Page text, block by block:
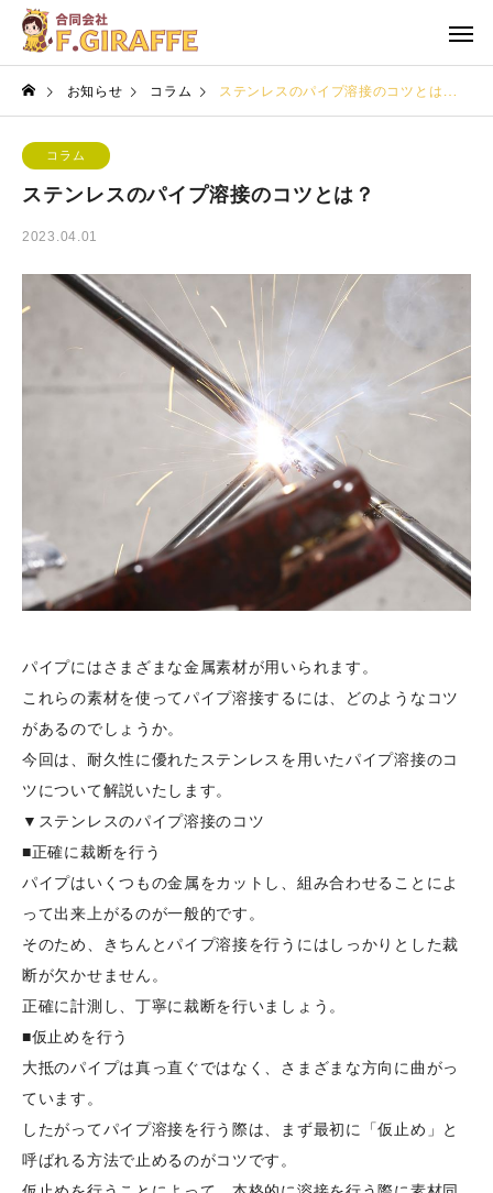
お知らせ コラム ステンレスのパイプ溶接のコツとは？
コラム
ステンレスのパイプ溶接のコツとは？
2023.04.01
パイプにはさまざまな金属素材が用いられます。
これらの素材を使ってパイプ溶接するには、どのようなコツ
があるのでしょうか。
今回は、耐久性に優れたステンレスを用いたパイプ溶接のコ
ツについて解説いたします。
▼ステンレスのパイプ溶接のコツ
■正確に裁断を行う
パイプはいくつもの金属をカットし、組み合わせることによ
って出来上がるのが一般的です。
そのため、きちんとパイプ溶接を行うにはしっかりとした裁
断が欠かせません。
正確に計測し、丁寧に裁断を行いましょう。
■仮止めを行う
大抵のパイプは真っ直ぐではなく、さまざまな方向に曲がっ
ています。
したがってパイプ溶接を行う際は、まず最初に「仮止め」と
呼ばれる方法で止めるのがコツです。